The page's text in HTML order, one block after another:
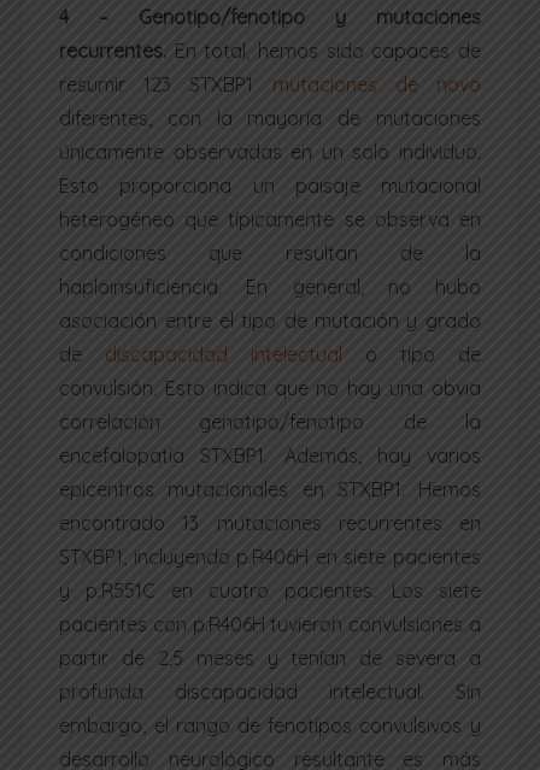
4 – Genotipo/fenotipo y mutaciones
recurrentes. En total, hemos sido capaces de
resumir 123 STXBP1 mutaciones de novo
diferentes, con la mayoría de mutaciones
únicamente observadas en un solo individuo.
Esto proporciona un paisaje mutacional
heterogéneo que típicamente se observa en
condiciones que resultan de la
haploinsuficiencia. En general, no hubo
asociación entre el tipo de mutación y grado
de discapacidad intelectual o tipo de
convulsión. Esto indica que no hay una obvia
correlación genotipo/fenotipo de la
encefalopatía STXBP1. Además, hay varios
epicentros mutacionales en STXBP1. Hemos
encontrado 13 mutaciones recurrentes en
STXBP1, incluyendo p.R406H en siete pacientes
y p.R551C en cuatro pacientes. Los siete
pacientes con p.R406H tuvieron convulsiones a
partir de 2,5 meses y tenían de severa a
profunda discapacidad intelectual. Sin
embargo, el rango de fenotipos convulsivos y
desarrollo neurológico resultante es más